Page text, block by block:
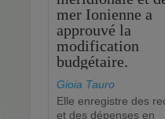
mer Ionienne a
approuvé la
modification
budgétaire.
Gioia Tauro
Elle enregistre des
et des dépenses en